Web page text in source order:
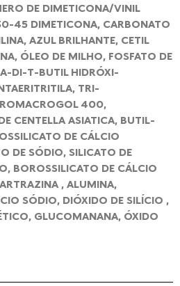
DE DIMETICONA/VINIL
45 DIMETICONA, CARBONATO
AZUL BRILHANTE, CETIL
ÓLEO DE MILHO, FOSFATO DE
DI-T-BUTIL HIDRÓXI-
TRI-
400,
CENTELLA ASIATICA, BUTIL-
DE CÁLCIO
DE SÓDIO, SILICATO DE
BOROSSILICATO DE CÁLCIO
, ALUMINA,
SÓDIO, DIÓXIDO DE SILÍCIO ,
GLUCOMANANA, ÓXIDO